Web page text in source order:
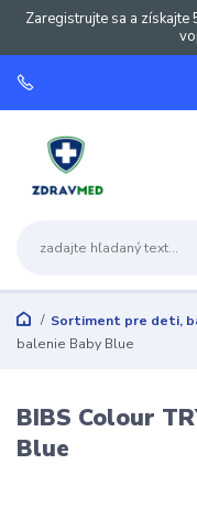
Zaregistrujte sa a
Sortiment pre deti,
balenie Baby Blue
BIBS Colour
Blue